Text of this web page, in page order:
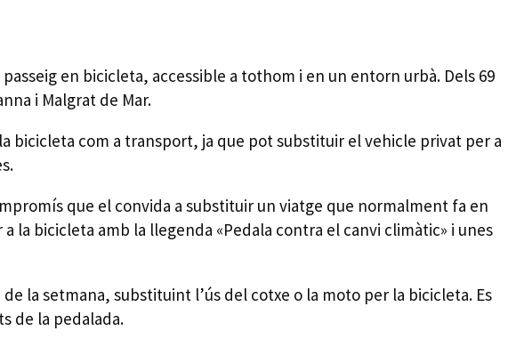
en bicicleta, accessible a tothom i en un entorn urbà. Dels 69
i Malgrat de Mar.
bicicleta com a transport, ja que pot substituir el vehicle privat per a
que el convida a substituir un viatge que normalment fa en
la bicicleta amb la llegenda «Pedala contra el canvi climàtic» i unes
la setmana, substituint l’ús del cotxe o la moto per la bicicleta. Es
de la pedalada.